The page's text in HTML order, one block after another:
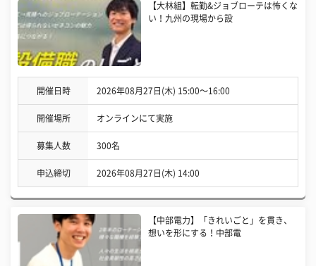
【大林組】転勤&ジョブローテは怖くな
い！九州の現場から設
開催日時 2026年08月27日(木) 15:00〜16:00
開催場所 オンラインにて実施
募集人数 300名
申込締切 2026年08月27日(木) 14:00
【中部電力】「きれいごと」を貫き、
想いを形にする！中部電